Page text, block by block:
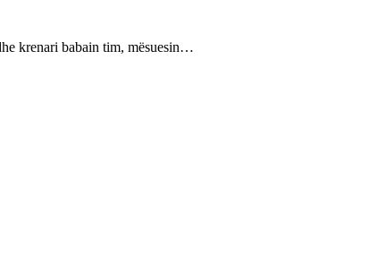
krenari babain tim, mësuesin…